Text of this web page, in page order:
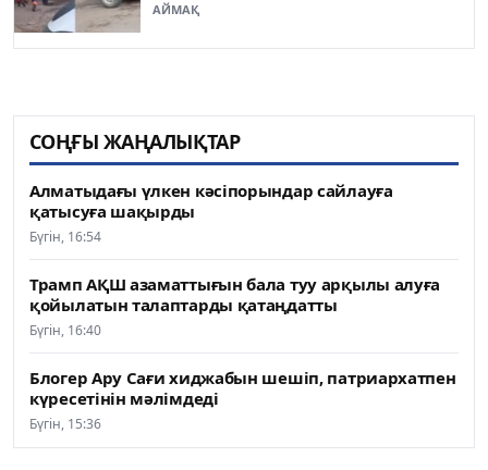
АЙМАҚ
СОҢҒЫ ЖАҢАЛЫҚТАР
Алматыдағы үлкен кәсіпорындар сайлауға
қатысуға шақырды
Бүгін, 16:54
Трамп АҚШ азаматтығын бала туу арқылы алуға
қойылатын талаптарды қатаңдатты
Бүгін, 16:40
Блогер Ару Сағи хиджабын шешіп, патриархатпен
күресетінін мәлімдеді
Бүгін, 15:36